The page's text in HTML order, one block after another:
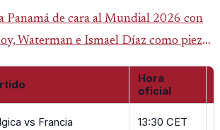
Panamá de cara al Mundial 2026 con
Waterman e Ismael Díaz como piezas
que también incluye a Inglaterra,
Hora
oficial
vs Francia 13:30 CET